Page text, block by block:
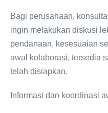
Bagi perusahaan,
ingin melakukan diskusi
pendanaan, kesesuaian
awal kolaborasi, tersedia
telah disiapkan.
Informasi dan koordinasi